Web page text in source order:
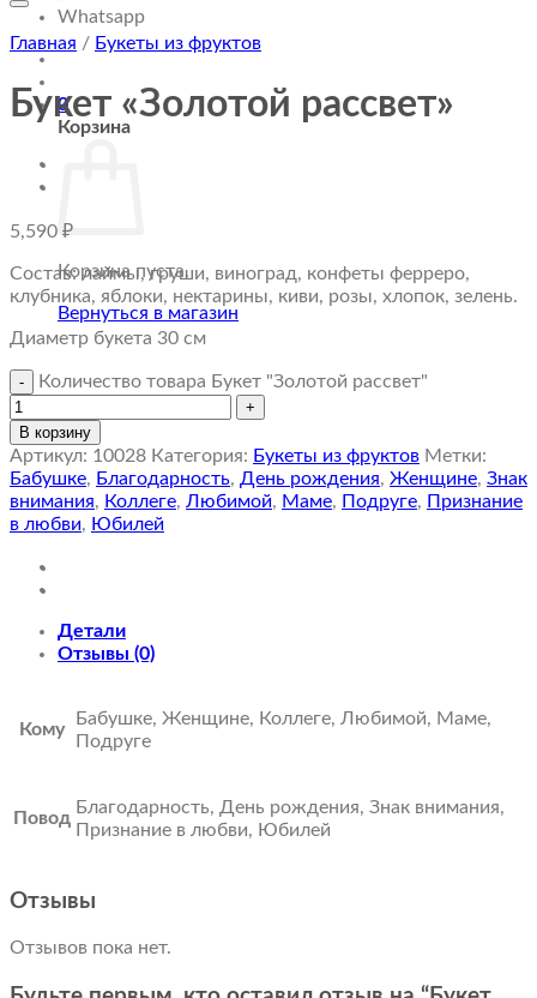
0
Корзина
Корзина пуста.
Вернуться в магазин
Главная / Букеты из фруктов
Букет «Золотой рассвет»
5,590 ₽
Состав: лаймы, груши, виноград, конфеты ферреро,
клубника, яблоки, нектарины, киви, розы, хлопок, зелень.
Диаметр букета 30 см
Количество товара Букет "Золотой рассвет"
В корзину
Артикул: 10028 Категория: Букеты из фруктов Метки:
Бабушке, Благодарность, День рождения, Женщине, Знак
внимания, Коллеге, Любимой, Маме, Подруге, Признание
в любви, Юбилей
Детали
Отзывы (0)
Кому
Бабушке, Женщине, Коллеге, Любимой, Маме,
Подруге
Повод
Благодарность, День рождения, Знак внимания,
Признание в любви, Юбилей
Отзывы
Отзывов пока нет.